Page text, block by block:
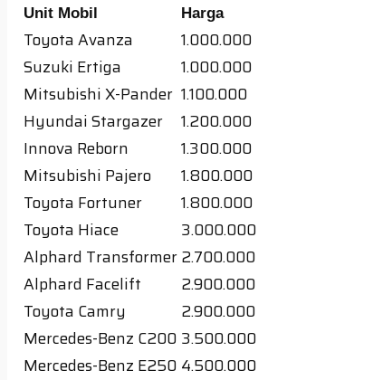
Unit Mobil Harga
Toyota Avanza
1.000.000
Suzuki Ertiga
1.000.000
Mitsubishi X-Pander 1.100.000
Hyundai Stargazer
1.200.000
Innova Reborn
1.300.000
Mitsubishi Pajero
1.800.000
Toyota Fortuner
1.800.000
Toyota Hiace
3.000.000
Alphard Transformer2.700.000
Alphard Facelift
2.900.000
Toyota Camry
2.900.000
Mercedes-Benz C200 3.500.000
Mercedes-Benz E250 4.500.000